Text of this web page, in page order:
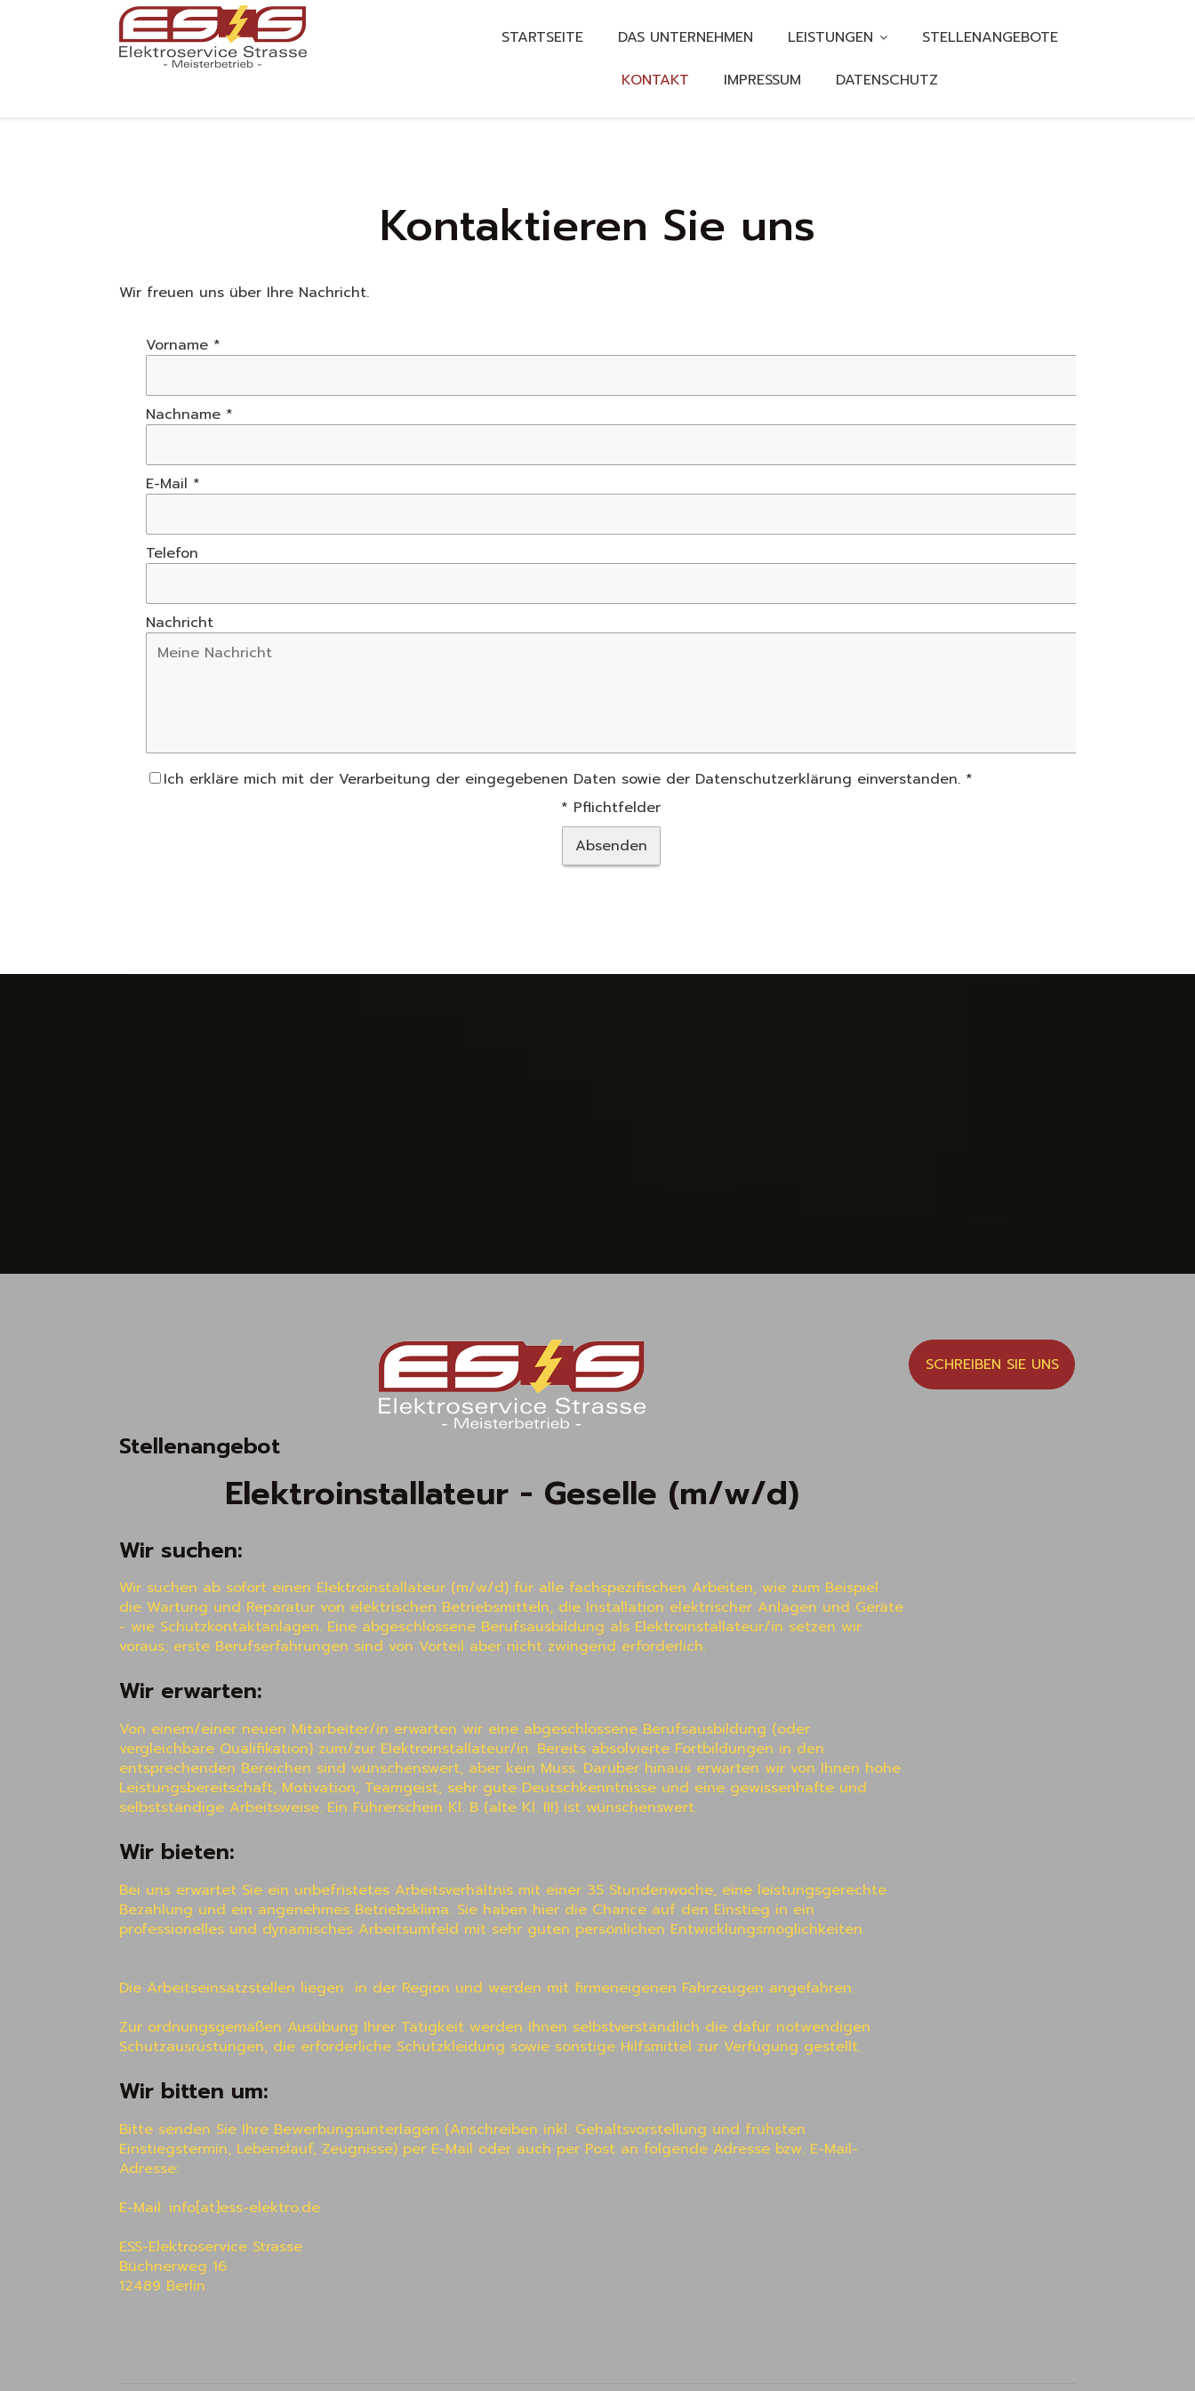
STARTSEITE DAS UNTERNEHMEN LEISTUNGEN
STELLENANGEBOTE
KONTAKT
IMPRESSUM DATENSCHUTZ
Kontaktieren Sie uns
Wir freuen uns über Ihre Nachricht.
Vorname *
Nachname *
E-Mail *
Telefon
Nachricht
Ich erkläre mich mit der Verarbeitung der eingegebenen Daten sowie der Datenschutzerklärung einverstanden. *
* Pflichtfelder
Stellenangebot
Elektroinstallateur - Geselle (m/w/d)
Wir suchen:
Wir suchen ab sofort einen Elektroinstallateur (m/w/d) für alle fachspezifischen Arbeiten, wie zum Beispiel
die Wartung und Reparatur von elektrischen Betriebsmitteln, die Installation elektrischer Anlagen und Geräte
- wie Schutzkontaktanlagen. Eine abgeschlossene Berufsausbildung als Elektroinstallateur/in setzen wir
voraus; erste Berufserfahrungen sind von Vorteil aber nicht zwingend erforderlich.
Wir erwarten:
Von einem/einer neuen Mitarbeiter/in erwarten wir eine abgeschlossene Berufsausbildung (oder
vergleichbare Qualifikation) zum/zur Elektroinstallateur/in. Bereits absolvierte Fortbildungen in den
entsprechenden Bereichen sind wünschenswert, aber kein Muss. Darüber hinaus erwarten wir von Ihnen hohe
Leistungsbereitschaft, Motivation, Teamgeist, sehr gute Deutschkenntnisse und eine gewissenhafte und
selbstständige Arbeitsweise. Ein Führerschein Kl. B (alte Kl. III) ist wünschenswert.
Wir bieten:
Bei uns erwartet Sie ein unbefristetes Arbeitsverhältnis mit einer 35 Stundenwoche, eine leistungsgerechte
Bezahlung und ein angenehmes Betriebsklima. Sie haben hier die Chance auf den Einstieg in ein
professionelles und dynamisches Arbeitsumfeld mit sehr guten persönlichen Entwicklungsmöglichkeiten.
Die Arbeitseinsatzstellen liegen  in der Region und werden mit firmeneigenen Fahrzeugen angefahren.
Zur ordnungsgemäßen Ausübung Ihrer Tätigkeit werden Ihnen selbstverständlich die dafür notwendigen
Schutzausrüstungen, die erforderliche Schutzkleidung sowie sonstige Hilfsmittel zur Verfügung gestellt.
Wir bitten um:
Bitte senden Sie Ihre Bewerbungsunterlagen (Anschreiben inkl. Gehaltsvorstellung und frühsten
Einstiegstermin, Lebenslauf, Zeugnisse) per E-Mail oder auch per Post an folgende Adresse bzw. E-Mail-
Adresse:
E-Mail: info[at]ess-elektro.de
ESS-Elektroservice Strasse
Büchnerweg 16
12489 Berlin
SCHREIBEN SIE UNS